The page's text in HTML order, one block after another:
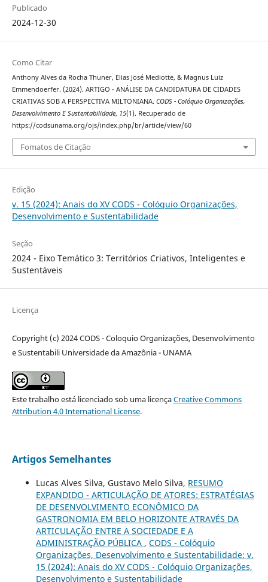
Publicado
2024-12-30
Como Citar
Anthony Alves da Rocha Thuner, Elias José Mediotte, & Magnus Luiz
Emmendoerfer. (2024). ARTIGO - ANÁLISE DA CANDIDATURA DE CIDADES
CRIATIVAS SOB A PERSPECTIVA MILTONIANA. CODS - Colóquio Organizações,
Desenvolvimento E Sustentabilidade, 15(1). Recuperado de
https://codsunama.org/ojs/index.php/br/article/view/60
Fomatos de Citação
Edição
v. 15 (2024): Anais do XV CODS - Colóquio Organizações,
Desenvolvimento e Sustentabilidade
Seção
2024 - Eixo Temático 3: Territórios Criativos, Inteligentes e
Sustentáveis
Licença
Copyright (c) 2024 CODS - Coloquio Organizações, Desenvolvimento
e Sustentabili Universidade da Amazônia - UNAMA
Este trabalho está licenciado sob uma licençaCreative Commons
Attribution 4.0 International License.
Artigos Semelhantes
Lucas Alves Silva, Gustavo Melo Silva, RESUMO
EXPANDIDO - ARTICULAÇÃO DE ATORES: ESTRATÉGIAS
DE DESENVOLVIMENTO ECONÔMICO DA
GASTRONOMIA EM BELO HORIZONTE ATRAVÉS DA
ARTICULAÇÃO ENTRE A SOCIEDADE E A
ADMINISTRAÇÃO PÚBLICA , CODS - Colóquio
Organizações, Desenvolvimento e Sustentabilidade: v.
15 (2024): Anais do XV CODS - Colóquio Organizações,
Desenvolvimento e Sustentabilidade